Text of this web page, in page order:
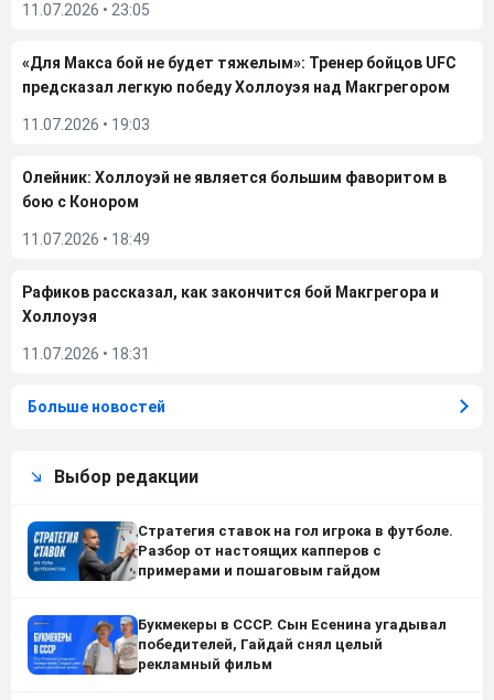
11.07.2026 • 23:05
«Для Макса бой не будет тяжелым»: Тренер бойцов UFC
предсказал легкую победу Холлоуэя над Макгрегором
11.07.2026 • 19:03
Олейник: Холлоуэй не является большим фаворитом в
бою с Конором
11.07.2026 • 18:49
Рафиков рассказал, как закончится бой Макгрегора и
Холлоуэя
11.07.2026 • 18:31
Больше новостей
Выбор редакции
Стратегия ставок на гол игрока в футболе.
Разбор от настоящих капперов с
примерами и пошаговым гайдом
Букмекеры в СССР. Сын Есенина угадывал
победителей, Гайдай снял целый
рекламный фильм